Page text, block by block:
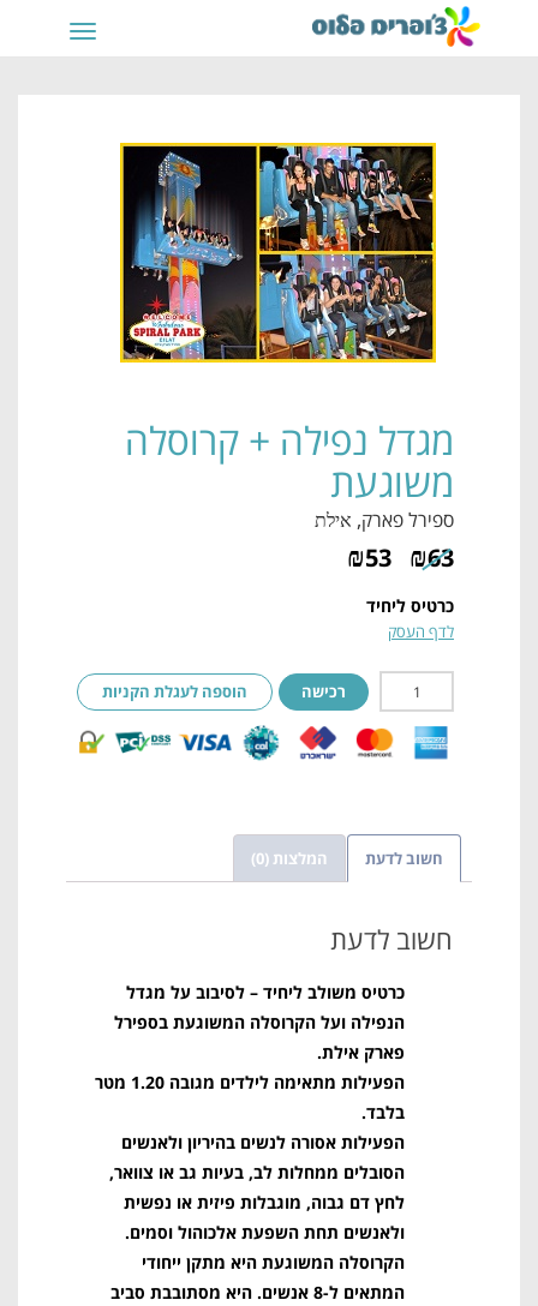
תפריט
מגדל נפילה + קרוסלה
משוגעת
ספירל פארק, אילת
₪63
₪53
כרטיס ליחיד
לדף העסק
רכישה הוספה לעגלת הקניות
חשוב לדעת המלצות (0)
חשוב לדעת
כרטיס משולב ליחיד – לסיבוב על מגדל
הנפילה ועל הקרוסלה המשוגעת בספירל
פארק אילת.
הפעילות מתאימה לילדים מגובה 1.20 מטר
בלבד.
הפעילות אסורה לנשים בהיריון ולאנשים
הסובלים ממחלות לב, בעיות גב או צוואר,
לחץ דם גבוה, מוגבלות פיזית או נפשית
ולאנשים תחת השפעת אלכוהול וסמים.
הקרוסלה המשוגעת היא מתקן ייחודי
המתאים ל-8 אנשים. היא מסתובבת סביב